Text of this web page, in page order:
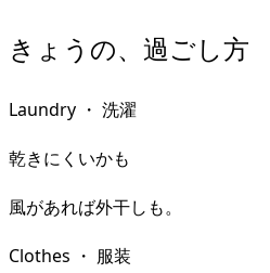
きょうの、過ごし方
Laundry ・ 洗濯
乾きにくいかも
風があれば外干しも。
Clothes ・ 服装